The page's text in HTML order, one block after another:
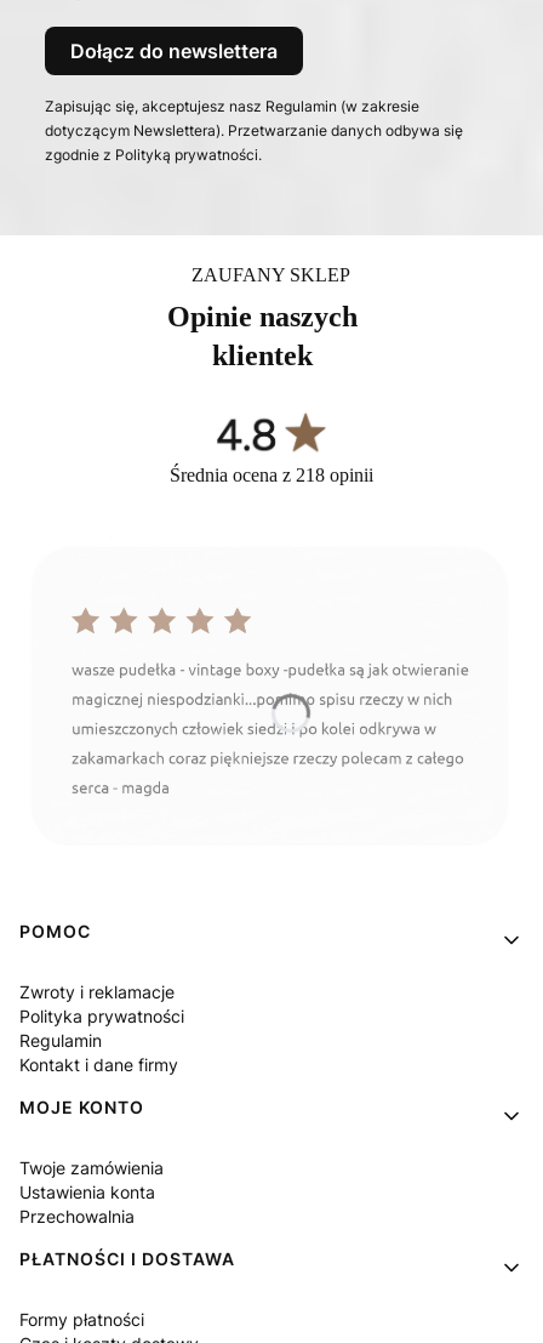
Dołącz do newslettera
Zapisując się, akceptujesz nasz Regulamin (w zakresie
dotyczącym Newslettera). Przetwarzanie danych odbywa się
zgodnie z Polityką prywatności.
ZAUFANY SKLEP
Opinie naszych
klientek
Średnia ocena z 218 opinii
Linki w stopce
POMOC
Zwroty i reklamacje
Polityka prywatności
Regulamin
Kontakt i dane firmy
MOJE KONTO
Twoje zamówienia
Ustawienia konta
Przechowalnia
PŁATNOŚCI I DOSTAWA
Formy płatności